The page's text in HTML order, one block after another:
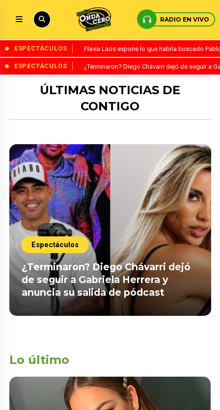
RADIO EN VIVO
ESPECTÁCULOS Flavia Laos expone lo que habría buscado
ESPECTÁCULOS ¿Terminaron? Diego Chávarri dejó de seguir a
ÚLTIMAS NOTICIAS DE
CONTIGO
Espectáculos
¿Terminaron? Diego Chávarri dejó
de seguir a Gabriela Herrera y
anuncia su salida de pódcast
Lo último